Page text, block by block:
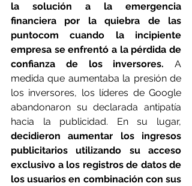
la solución a la emergencia
financiera por la quiebra de las
puntocom cuando la incipiente
empresa se enfrentó a la pérdida de
confianza de los inversores. A
medida que aumentaba la presión de
los inversores, los líderes de Google
abandonaron su declarada antipatía
decidieron aumentar los ingresos
publicitarios utilizando su acceso
exclusivo a los registros de datos de
los usuarios en combinación con sus